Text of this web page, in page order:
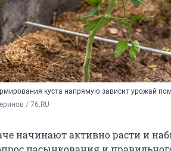
куста напрямую зависит урожай
/ 76.RU
начинают активно расти и